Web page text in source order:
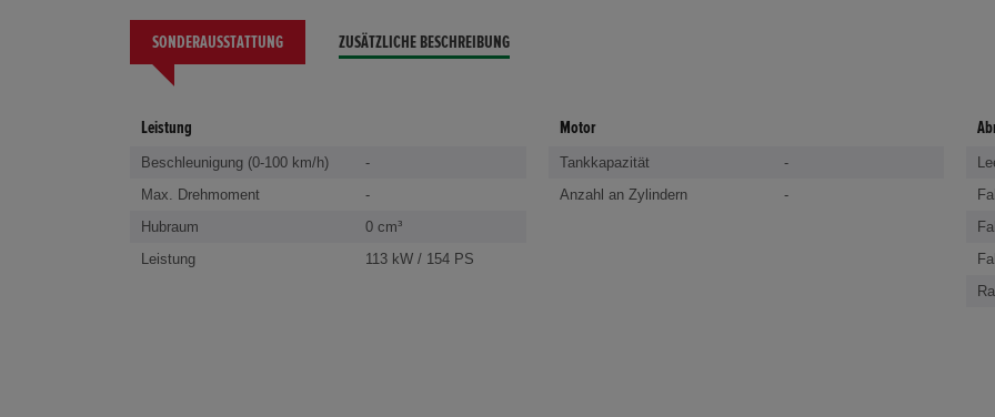
SONDERAUSSTATTUNG ZUSÄTZLICHE BESCHREIBUNG
Leistung
Beschleunigung (0-100 km/h)
-
Max. Drehmoment
-
Hubraum
0 cm³
Leistung
113 kW / 154 PS
Motor
Tankkapazität
-
Anzahl an Zylindern
-